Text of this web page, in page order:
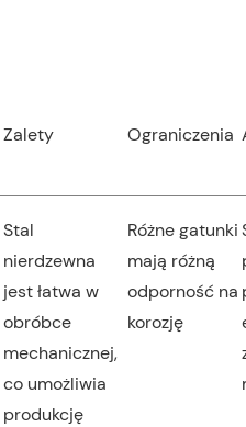
Zalety Ograniczenia
Stal
nierdzewna
jest łatwa w
obróbce
mechanicznej,
co umożliwia
produkcję
Różne gatunki
mają różną
odporność na
korozję